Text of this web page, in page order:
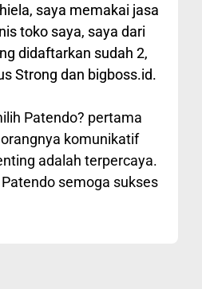
saya memakai jasa
toko saya, saya dari
didaftarkan sudah 2,
Strong dan bigboss.id.
Patendo? pertama
komunikatif
adalah terpercaya.
semoga sukses